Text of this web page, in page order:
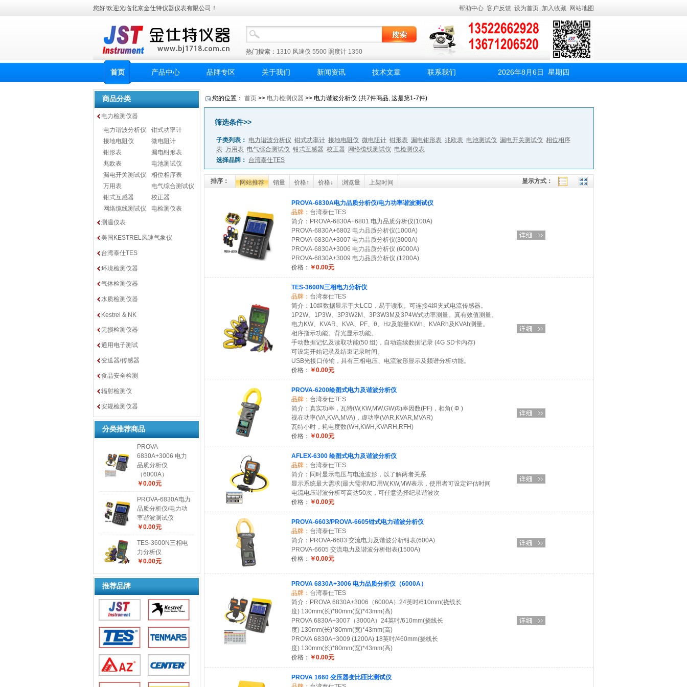
您好!欢迎光临北京金仕特仪器仪表有限公司！ 帮助中心 客户反馈 设为首页 加入收藏 网站地图
热门搜索： 1310 风速仪 5500 照度计 1350
首页 产品中心 品牌专区 关于我们 新闻资讯 技术文章 联系我们 2026年8月6日 星期四
商品分类
电力检测仪器
电力谐波分析仪
钳式功率计
接地电阻仪
微电阻计
钳形表
漏电钳形表
兆欧表
电池测试仪
漏电开关测试仪
相位相序表
万用表
电气综合测试仪
钳式互感器
校正器
网络缆线测试仪
电检测仪表
测温仪表
美国KESTREL风速气象仪
台湾泰仕TES
环境检测仪器
气体检测仪器
水质检测仪器
Kestrel & NK
无损检测仪器
通用电子测试
变送器/传感器
食品安全检测
辐射检测仪
安规检测仪器
分类推荐商品
PROVA
6830A+3006 电力
品质分析仪
（6000A）
￥0.00元
PROVA-6830A电力
品质分析仪/电力功
率谐波测试仪
￥0.00元
TES-3600N三相电
力分析仪
￥0.00元
推荐品牌
您的位置： 首页 >> 电力检测仪器 >> 电力谐波分析仪 (共7件商品, 这是第1-7件)
筛选条件>>
子类列表： 电力谐波分析仪 钳式功率计 接地电阻仪 微电阻计 钳形表 漏电钳形表 兆欧表 电池测试仪 漏电开关测试仪 相位相序
表 万用表 电气综合测试仪 钳式互感器 校正器 网络缆线测试仪 电检测仪表
选择品牌： 台湾泰仕TES
排序： 网站推荐 销量 价格↑ 价格↓ 浏览量 上架时间 显示方式：
PROVA-6830A电力品质分析仪/电力功率谐波测试仪
品牌： 台湾泰仕TES
简介：PROVA-6830A+6801 电力品质分析仪(100A)
PROVA-6830A+6802 电力品质分析仪(1000A)
PROVA-6830A+3007 电力品质分析仪(3000A)
PROVA-6830A+3006 电力品质分析仪 (6000A)
PROVA-6830A+3009 电力品质分析仪 (1200A)
价格： ￥0.00元
TES-3600N三相电力分析仪
品牌： 台湾泰仕TES
简介：10组数据显示于大LCD，易于读取。可连接4组夹式电流传感器。
1P2W、1P3W、3P3W2M、3P3W3M及3P4W式功率测量。真有效值测量。
电力KW、KVAR、KVA、PF、θ、Hz及能量KWh、KVARh及KVAh测量。
相序指示功能。背光显示功能。
手动数据记忆及读取功能(50 组)，自动连续数据记录 (4G SD卡内存)
可设定开始记录及结束记录时间。
USB光接口传输，具有三相电压、电流波形显示及频谱分析功能。
价格： ￥0.00元
PROVA-6200绘图式电力及谐波分析仪
品牌： 台湾泰仕TES
简介：真实功率，瓦特(W,KW,MW,GW)功率因数(PF)，相角( Φ )
视在功率(VA,KVA,MVA)，虚功率(VAR,KVAR,MVAR)
瓦特小时，耗电度数(WH,KWH,KVARH,RFH)
价格： ￥0.00元
AFLEX-6300 绘图式电力及谐波分析仪
品牌： 台湾泰仕TES
简介：同时显示电压与电流波形，以了解两者关系
显示系统最大需求(最大需求MD用W,KW,MW表示，使用者可设定评估时间
电流电压谐波分析可高达50次，可任意选择纪录谐波次
价格： ￥0.00元
PROVA-6603/PROVA-6605钳式电力谐波分析仪
品牌： 台湾泰仕TES
简介：PROVA-6603 交流电力及谐波分析钳表(600A)
PROVA-6605 交流电力及谐波分析钳表(1500A)
价格： ￥0.00元
PROVA 6830A+3006 电力品质分析仪（6000A）
品牌： 台湾泰仕TES
简介：PROVA 6830A+3006（6000A）24英吋/610mm(挠线长
度) 130mm(长)*80mm(宽)*43mm(高)
PROVA 6830A+3007（3000A）24英吋/610mm(挠线长
度) 130mm(长)*80mm(宽)*43mm(高)
PROVA 6830A+3009 (1200A) 18英吋/460mm(挠线长
度) 130mm(长)*80mm(宽)*43mm(高)
价格： ￥0.00元
PROVA 1660 变压器变比匝比测试仪